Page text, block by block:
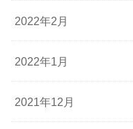
2022年2月
2022年1月
2021年12月